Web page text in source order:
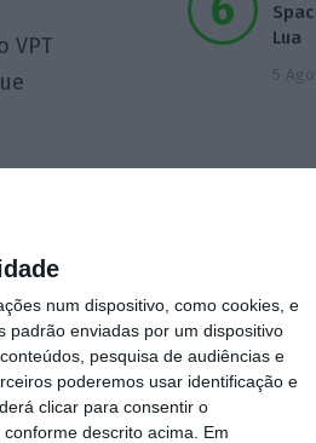
num dispositivo, como cookies, e
padrão enviadas por um dispositivo
pesquisa de audiências e
poderemos usar identificação e
clicar para consentir o
descrito acima. Em
VPT
que
Lua
5